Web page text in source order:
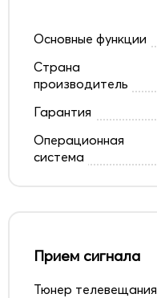
Основные функции
Страна
производитель
Гарантия
Операционная
система
Прием сигнала
Тюнер телевещания